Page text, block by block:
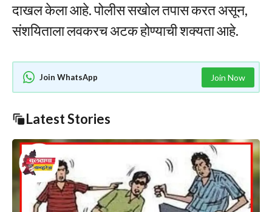
दाखल केला आहे. पोलीस सखोल तपास करत असून,
संशयिताला लवकरच अटक होण्याची शक्यता आहे.
Join WhatsApp Join Now
Latest Stories